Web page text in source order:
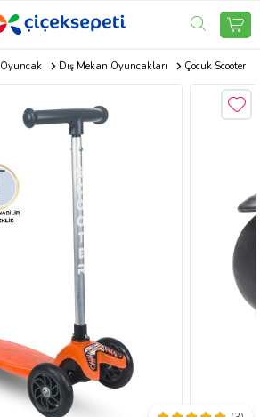
Oyuncak Dış Mekan Oyuncakları Çocuk Scooter